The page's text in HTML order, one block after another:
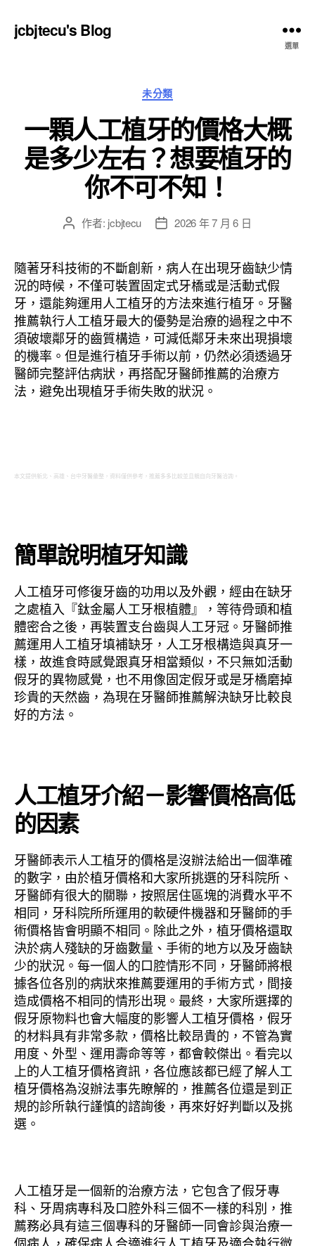
jcbjtecu's Blog
選單
分
類
未分類
一顆人工植牙的價格大概
是多少左右？想要植牙的
你不可不知！
文
者
作者: jcbjtecu
文
佈
日
期
2026 年 7 月 6 日
隨著牙科技術的不斷創新，病人在出現牙齒缺少情
況的時候，不僅可裝置固定式牙橋或是活動式假
牙，還能夠運用人工植牙的方法來進行植牙。牙醫
推薦執行人工植牙最大的優勢是治療的過程之中不
須破壞鄰牙的齒質構造，可減低鄰牙未來出現損壞
的機率。但是進行植牙手術以前，仍然必須透過牙
醫師完整評估病狀，再搭配牙醫師推薦的治療方
法，避免出現植牙手術失敗的狀況。
本文提供新北、高雄、台中牙醫彙整，資料僅供參考，推薦多多比較並且親自向牙醫洽詢。
簡單說明植牙知識
人工植牙可修復牙齒的功用以及外觀，經由在缺牙
之處植入『鈦金屬人工牙根植體』，等待骨頭和植
體密合之後，再裝置支台齒與人工牙冠。牙醫師推
薦運用人工植牙填補缺牙，人工牙根構造與真牙一
樣，故進食時感覺跟真牙相當類似，不只無如活動
假牙的異物感覺，也不用像固定假牙或是牙橋磨掉
珍貴的天然齒，為現在牙醫師推薦解決缺牙比較良
好的方法。
人工植牙介紹－影響價格高低
的因素
牙醫師表示人工植牙的價格是沒辦法給出一個準確
的數字，由於植牙價格和大家所挑選的牙科院所、
牙醫師有很大的關聯，按照居住區塊的消費水平不
相同，牙科院所所運用的軟硬件機器和牙醫師的手
術價格皆會明顯不相同。除此之外，植牙價格還取
決於病人殘缺的牙齒數量、手術的地方以及牙齒缺
少的狀況。每一個人的口腔情形不同，牙醫師將根
據各位各別的病狀來推薦要運用的手術方式，間接
造成價格不相同的情形出現。最終，大家所選擇的
假牙原物料也會大幅度的影響人工植牙價格，假牙
的材料具有非常多款，價格比較昂貴的，不管為實
用度、外型、運用壽命等等，都會較傑出。看完以
上的人工植牙價格資訊，各位應該都已經了解人工
植牙價格為沒辦法事先瞭解的，推薦各位還是到正
規的診所執行謹慎的諮詢後，再來好好判斷以及挑
選。
人工植牙是一個新的治療方法，它包含了假牙專
科、牙周病專科及口腔外科三個不一樣的科別，推
薦務必具有這三個專科的牙醫師一同會診與治療一